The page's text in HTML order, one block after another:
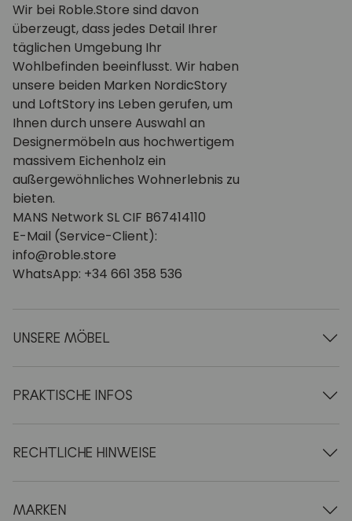
Wir bei Roble.Store sind davon
überzeugt, dass jedes Detail Ihrer
täglichen Umgebung Ihr
Wohlbefinden beeinflusst. Wir haben
unsere beiden Marken NordicStory
und LoftStory ins Leben gerufen, um
Ihnen durch unsere Auswahl an
Designermöbeln aus hochwertigem
massivem Eichenholz ein
außergewöhnliches Wohnerlebnis zu
bieten.
MANS Network SL CIF B67414110
E-Mail (Service-Client):
info@roble.store
WhatsApp: +34 661 358 536
UNSERE MÖBEL
Esstische aus Holz
Stühle aus Holz
Vitrinen aus Holz
Couchtische aus Holz
Bücherregale aus Holz
PRAKTISCHE INFOS
Über uns
Lieferung & Zahlung
Für Geschäftskunden
FAQ
RECHTLICHE HINWEISE
Zahlungsmethoden
Datenschutzerklärung
MARKEN